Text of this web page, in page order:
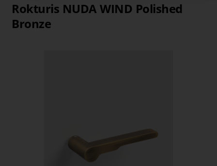
Rokturis NUDA WIND Polished
Bronze